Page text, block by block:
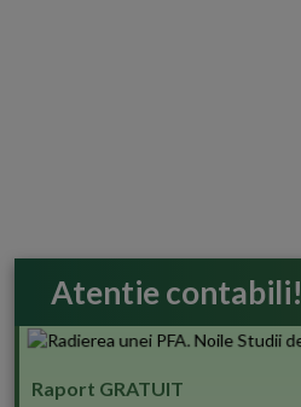
Atentie contabili!
Raport GRATUIT